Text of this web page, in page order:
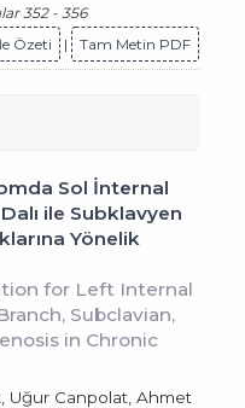
352 - 356
Özeti
| Tam Metin PDF
Sol İnternal
ile Subklavyen
Yönelik
for Left Internal
Subclavian,
in Chronic
Uğur Canpolat, Ahmet